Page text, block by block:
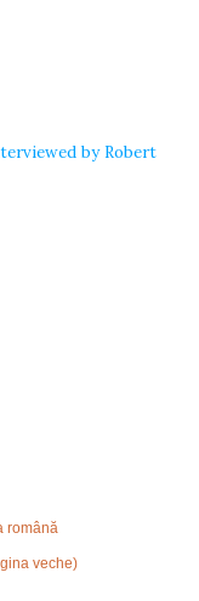
by Robert
română
veche)